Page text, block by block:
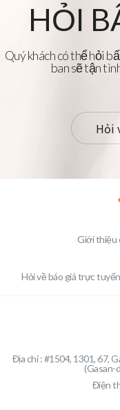
HỎI
Quý khách có thể hỏi
ban sẽ tận
Hỏi
Giới thiệu
Hỏi về báo giá trực tuyến
Địa chỉ : #1504, 1301, 67,
(Gasan-
Điện